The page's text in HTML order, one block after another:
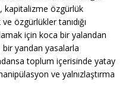
kapitalizme özgürlük
özgürlükler tanıdığı
için koca bir yalandan
yandan yasalarla
toplum içerisinde yatay
ve yalnızlaştırma